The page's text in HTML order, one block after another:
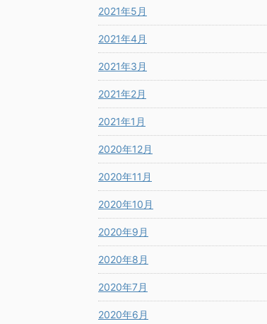
2021年5月
2021年4月
2021年3月
2021年2月
2021年1月
2020年12月
2020年11月
2020年10月
2020年9月
2020年8月
2020年7月
2020年6月